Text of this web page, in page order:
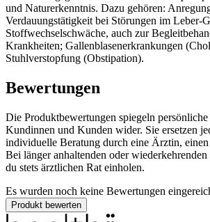
und Naturerkenntnis. Dazu gehören:
Verdauungstätigkeit bei Störungen im Leber-
Stoffwechselschwäche, auch zur
Krankheiten; Gallenblasenerkrankungen
Stuhlverstopfung (Obstipation).
Bewertungen
Die Produktbewertungen spiegeln
Kundinnen und Kunden wider. Sie ersetzen
individuelle Beratung durch eine Ärztin,
Bei länger anhaltenden oder
du stets ärztlichen Rat einholen.
Es wurden noch keine Bewertungen
Produkt bewerten